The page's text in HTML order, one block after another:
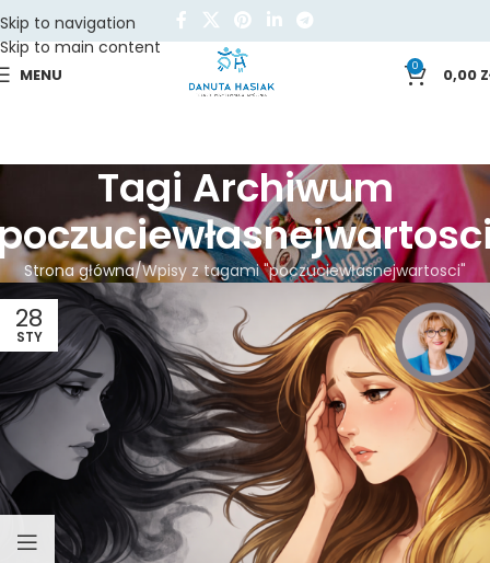
Skip to navigation
Skip to main content
MENU 0 0,00
Tagi Archiwum
Strona główna Wpisy z tagami "poczuciewłasnejwartosci"
28
STY